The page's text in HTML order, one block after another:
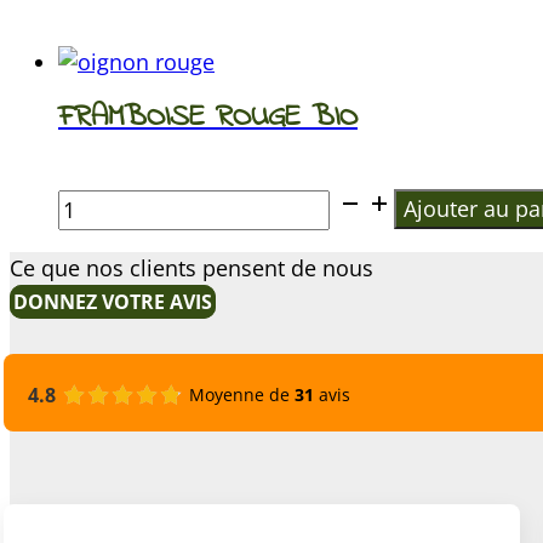
FRAMBOISE ROUGE BIO
quantité
de
FRAMBOISE
ROUGE
Ajouter au
Ce que nos clients pensent de nous
DONNEZ VOTRE AVIS
4.8 Moyenne de 31 avis